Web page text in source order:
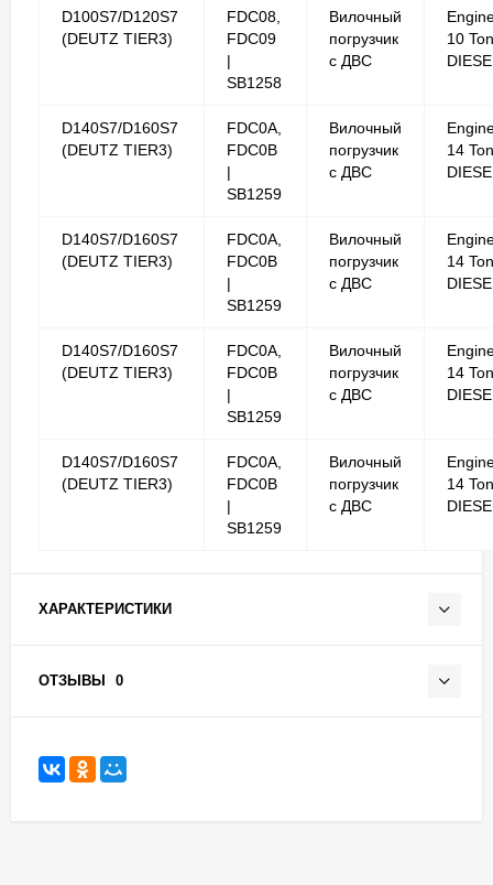
D100S7/D120S7
(DEUTZ TIER3)
FDC08,
FDC09
|
SB1258
Вилочный
погрузчик
с ДВС
10 Ton
D140S7/D160S7
(DEUTZ TIER3)
FDC0A,
FDC0B
|
SB1259
Вилочный
погрузчик
с ДВС
14 Ton
D140S7/D160S7
(DEUTZ TIER3)
FDC0A,
FDC0B
|
SB1259
Вилочный
погрузчик
с ДВС
14 Ton
D140S7/D160S7
(DEUTZ TIER3)
FDC0A,
FDC0B
|
SB1259
Вилочный
погрузчик
с ДВС
14 Ton
D140S7/D160S7
(DEUTZ TIER3)
FDC0A,
FDC0B
|
SB1259
Вилочный
погрузчик
с ДВС
14 Ton
ХАРАКТЕРИСТИКИ
ОТЗЫВЫ 0